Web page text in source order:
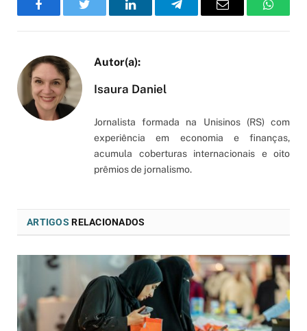
FacebookTwitter LinkedInTelegramEmail
Isaura Daniel
Jornalista formada na Unisinos (RS) com
experiência em economia e finanças,
acumula coberturas internacionais e oito
prêmios de jornalismo.
ARTIGOS RELACIONADOS